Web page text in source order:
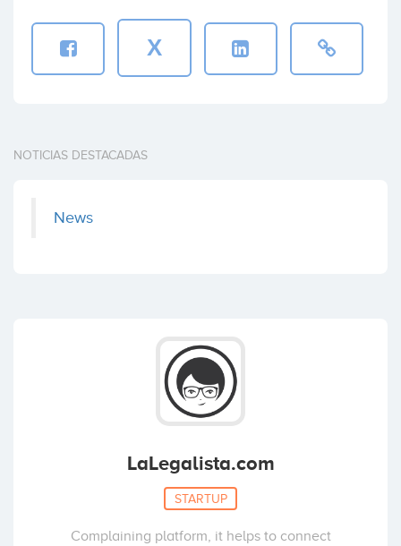
X
NOTICIAS DESTACADAS
News
LaLegalista.com
STARTUP
Complaining platform, it helps to connect